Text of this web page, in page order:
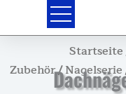
Startseite
Zubehör/Nagelserie